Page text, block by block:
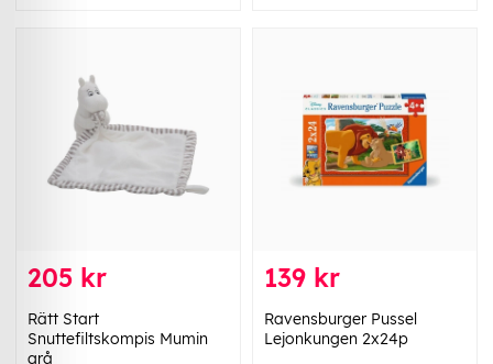
205 kr
Rätt Start
Snuttefiltskompis Mumin
grå
139 kr
Ravensburger Pussel
Lejonkungen 2x24p